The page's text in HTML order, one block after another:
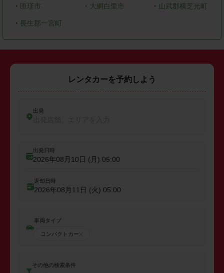
・ 匝瑳市 ・ 大網白里市 ・ 山武郡横芝光町
・ 長生郡一宮町
レンタカーを予約しよう
出発
出発日時
2026年08月10日 (月) 05:00
返却日時
2026年08月11日 (火) 05:00
車両タイプ
コンパクトカー
その他の検索条件